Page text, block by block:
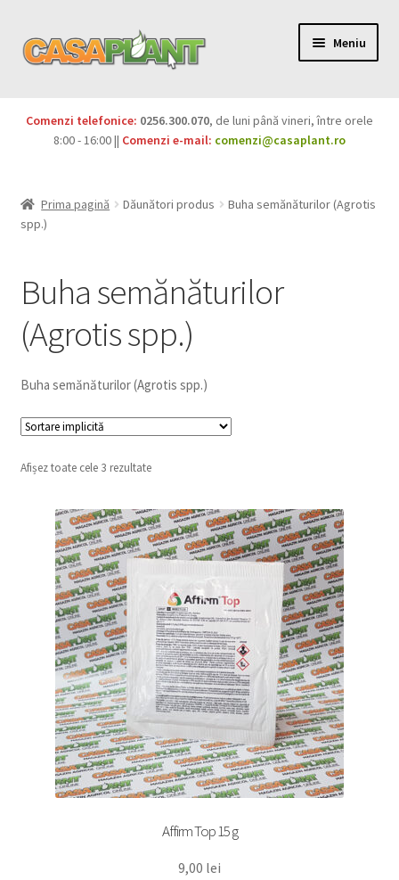
Meniu
Pesticide
Produse BIO
Igienă publică
Casa și grădina
Sere și solarii
Comenzi telefonice: 0256.300.070, de luni până vineri, între orele
8:00 - 16:00 || Comenzi e-mail: comenzi@casaplant.ro
Prima pagină Dăunători produs
Buha semănăturilor (Agrotis
spp.)
Buha semănăturilor
(Agrotis spp.)
Buha semănăturilor (Agrotis spp.)
Afișez toate cele 3 rezultate
Affirm Top 15 g
9,00 lei